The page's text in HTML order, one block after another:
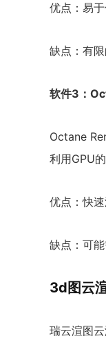
优点：易
缺点：有
软件3：
Octane
利用GPU
优点：快
缺点：可
3d图云
瑞云渲图